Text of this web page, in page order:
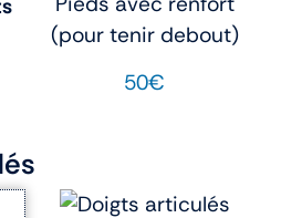
(pour tenir debout)
50€